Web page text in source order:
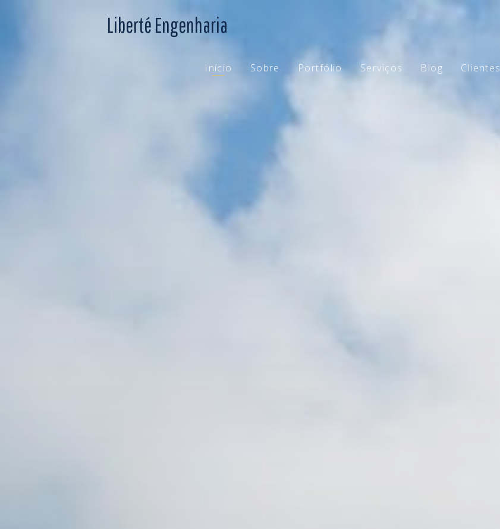
Liberté Engenharia
Início Sobre Portfólio Serviços Blog Clientes